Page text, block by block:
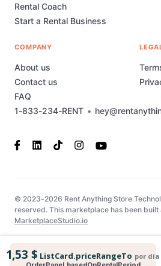
1,53 $ ListCard.priceRangeTo por día
1-833-234-RENT •
Rental Coach
Start a Rental Business
COMPANY
About us
Contact us
FAQ
© 2023-2026 Rent Anything Store
reserved. This marketplace has been
MarketplaceStudio.io